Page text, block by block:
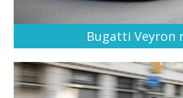
Bugatti Veyron